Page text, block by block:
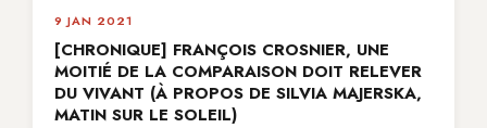
9 JAN 2021
[CHRONIQUE] FRANÇOIS CROSNIER, UNE
MOITIÉ DE LA COMPARAISON DOIT RELEVER
DU VIVANT (À PROPOS DE SILVIA MAJERSKA,
MATIN SUR LE SOLEIL)